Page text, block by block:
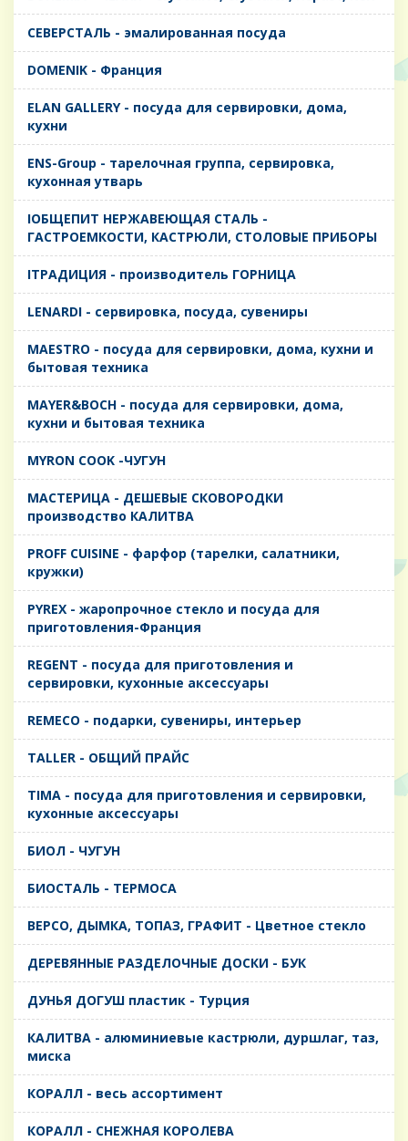
CЕВЕРСТАЛЬ - эмалированная посуда
DOMENIK - Франция
ELAN GALLERY - посуда для сервировки, дома,
кухни
ENS-Group - тарелочная группа, сервировка,
кухонная утварь
IОБЩЕПИТ НЕРЖАВЕЮЩАЯ СТАЛЬ -
ГАСТРОЕМКОСТИ, КАСТРЮЛИ, СТОЛОВЫЕ ПРИБОРЫ
IТРАДИЦИЯ - производитель ГОРНИЦА
LENARDI - сервировка, посуда, сувениры
MAESTRO - посуда для сервировки, дома, кухни и
бытовая техника
MAYER&BOCH - посуда для сервировки, дома,
кухни и бытовая техника
MYRON COOK -ЧУГУН
MАСТЕРИЦА - ДЕШЕВЫЕ СКОВОРОДКИ
производство КАЛИТВА
PROFF CUISINE - фарфор (тарелки, салатники,
кружки)
PYREX - жаропрочное стекло и посуда для
приготовления-Франция
REGENT - посуда для приготовления и
сервировки, кухонные аксессуары
REMECO - подарки, сувениры, интерьер
TALLER - ОБЩИЙ ПРАЙС
TIMA - посуда для приготовления и сервировки,
кухонные аксессуары
БИОЛ - ЧУГУН
БИОСТАЛЬ - ТЕРМОСА
ВЕРСО, ДЫМКА, ТОПАЗ, ГРАФИТ - Цветное стекло
ДЕРЕВЯННЫЕ РАЗДЕЛОЧНЫЕ ДОСКИ - БУК
ДУНЬЯ ДОГУШ пластик - Турция
КАЛИТВА - алюминиевые кастрюли, дуршлаг, таз,
миска
КОРАЛЛ - весь ассортимент
КОРАЛЛ - СНЕЖНАЯ КОРОЛЕВА